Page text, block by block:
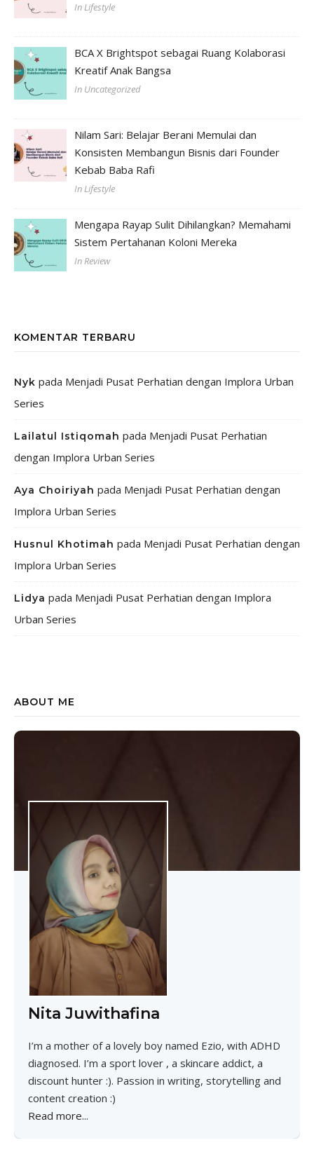
In Lifestyle
BCA X Brightspot sebagai Ruang Kolaborasi
Kreatif Anak Bangsa
In Uncategorized
Nilam Sari: Belajar Berani Memulai dan
Konsisten Membangun Bisnis dari Founder
Kebab Baba Rafi
In Lifestyle
Mengapa Rayap Sulit Dihilangkan? Memahami
Sistem Pertahanan Koloni Mereka
In Review
KOMENTAR TERBARU
Nyk pada Menjadi Pusat Perhatian dengan Implora Urban
Series
Lailatul Istiqomah pada Menjadi Pusat Perhatian
dengan Implora Urban Series
Aya Choiriyah pada Menjadi Pusat Perhatian dengan
Implora Urban Series
Husnul Khotimah pada Menjadi Pusat Perhatian dengan
Implora Urban Series
Lidya pada Menjadi Pusat Perhatian dengan Implora
Urban Series
ABOUT ME
Nita Juwithafina
I’m a mother of a lovely boy named Ezio, with ADHD
diagnosed. I’m a sport lover , a skincare addict, a
discount hunter :). Passion in writing, storytelling and
content creation :)
Read more...